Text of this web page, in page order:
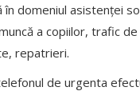
domeniul asistenței
a copiilor, trafic
repatrieri.
de urgenta